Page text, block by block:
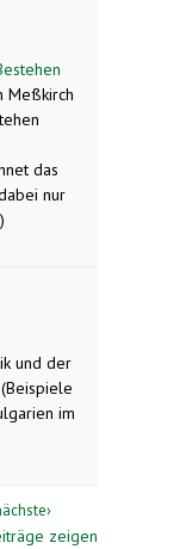
Meßkirch
das
nur
und der
im
zeigen